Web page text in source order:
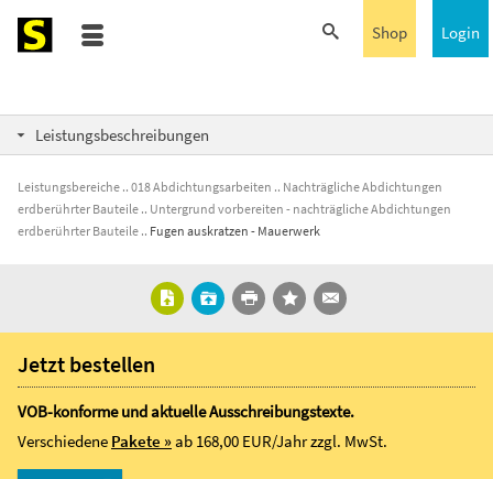
Login
Shop
Leistungsbeschreibungen
Leistungsbereiche 018 Abdichtungsarbeiten
Nachträgliche Abdichtungen
erdberührter Bauteile
Untergrund vorbereiten - nachträgliche Abdichtungen
erdberührter Bauteile
Fugen auskratzen - Mauerwerk
Jetzt bestellen
VOB-konforme und aktuelle Ausschreibungstexte.
Verschiedene Pakete »ab 168,00 EUR/Jahrzzgl. MwSt.